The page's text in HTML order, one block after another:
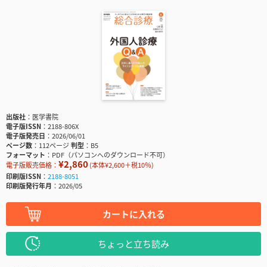
出版社
医学書院
電子版ISSN
2188-806X
電子版発売日
2026/06/01
ページ数
112ページ判型
B5
フォーマット
PDF（パソコンへのダウンロード不可）
電子版販売価格： ¥2,860(本体¥2,600＋税10％)
印刷版ISSN
2188-8051
印刷版発行年月
2026/05
カートに入れる
ちょっと立ち読み